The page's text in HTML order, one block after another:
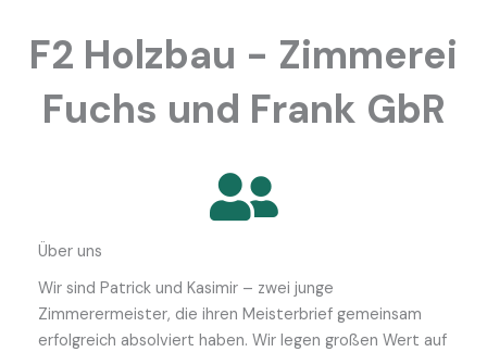
F2 Holzbau - Zimmerei
Fuchs und Frank GbR
Über uns
Wir sind Patrick und Kasimir – zwei junge
Zimmerermeister, die ihren Meisterbrief gemeinsam
erfolgreich absolviert haben. Wir legen großen Wert auf